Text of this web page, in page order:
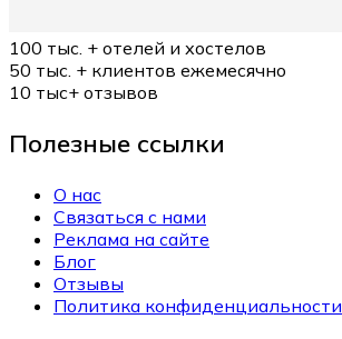
100 тыс. + отелей и хостелов
50 тыс. + клиентов ежемесячно
10 тыс+ отзывов
Полезные ссылки
О нас
Связаться с нами
Реклама на сайте
Блог
Отзывы
Политика конфиденциальности